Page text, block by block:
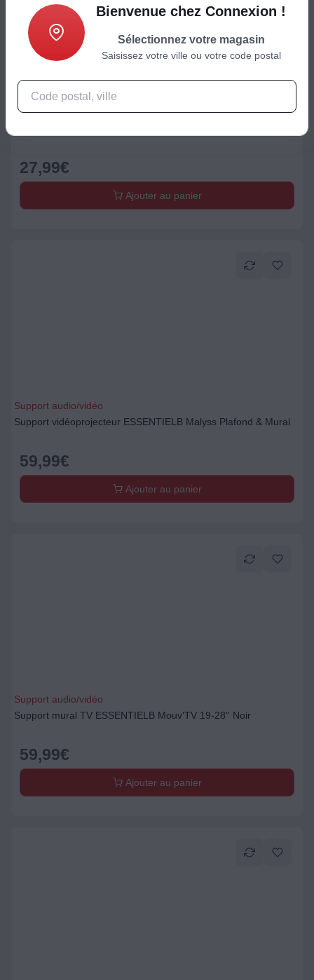
Support audio/vidéo
27,99€
Ajouter au panier
Support audio/vidéo
Support vidéoprojecteur ESSENTIELB Malyss Plafond & Mural
59,99€
Ajouter au panier
Support audio/vidéo
Support mural TV ESSENTIELB Mouv'TV 19-28'' Noir
59,99€
Ajouter au panier
Bienvenue chez Connexion !
Sélectionnez votre magasin
Saisissez votre ville ou votre code postal